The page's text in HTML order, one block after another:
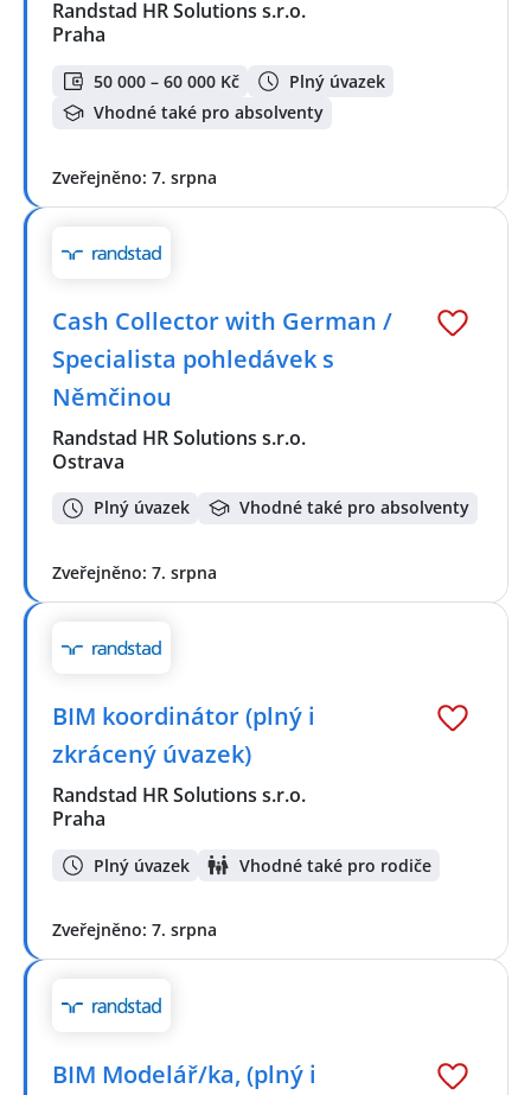
Randstad HR Solutions s.r.o.
Praha
50 000 – 60 000 Kč
Plný úvazek
Vhodné také pro absolventy
Zveřejněno: 7. srpna
Cash Collector with German /
Specialista pohledávek s
Němčinou
Randstad HR Solutions s.r.o.
Ostrava
Plný úvazek Vhodné také pro absolventy
Zveřejněno: 7. srpna
BIM koordinátor (plný i
zkrácený úvazek)
Randstad HR Solutions s.r.o.
Praha
Plný úvazek Vhodné také pro rodiče
Zveřejněno: 7. srpna
BIM Modelář/ka, (plný i